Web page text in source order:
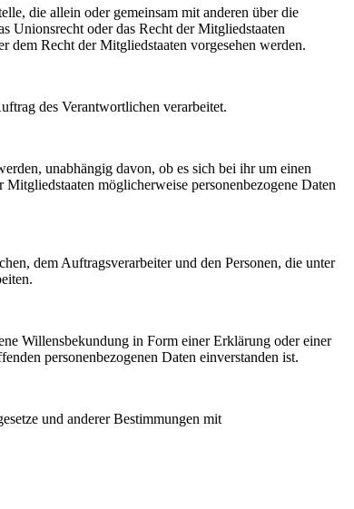
die allein oder gemeinsam mit anderen über die
Unionsrecht oder das Recht der Mitgliedstaaten
dem Recht der Mitgliedstaaten vorgesehen werden.
des Verantwortlichen verarbeitet.
unabhängig davon, ob es sich bei ihr um einen
möglicherweise personenbezogene Daten
dem Auftragsverarbeiter und den Personen, die unter
Willensbekundung in Form einer Erklärung oder einer
personenbezogenen Daten einverstanden ist.
und anderer Bestimmungen mit